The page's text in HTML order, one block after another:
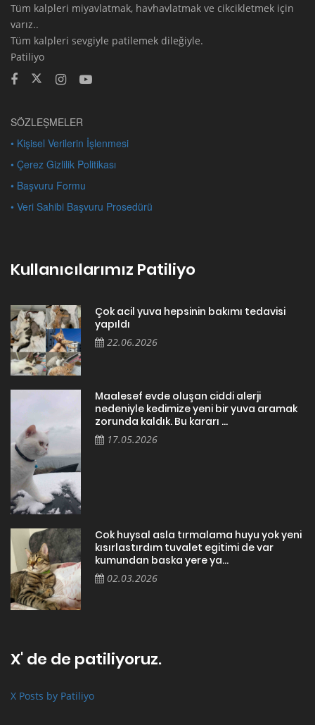
Tüm kalpleri miyavlatmak, havhavlatmak ve cikcikletmek için
varız..
Tüm kalpleri sevgiyle patilemek dileğiyle.
Patiliyo
SÖZLEŞMELER
• Kişisel Verilerin İşlenmesi
• Çerez Gizlilik Politikası
• Başvuru Formu
• Veri Sahibi Başvuru Prosedürü
Kullanıcılarımız Patiliyo
Çok acil yuva hepsinin bakımı tedavisi
yapıldı
22.06.2026
Maalesef evde oluşan ciddi alerji
nedeniyle kedimize yeni bir yuva aramak
zorunda kaldık. Bu kararı ...
17.05.2026
Cok huysal asla tırmalama huyu yok yeni
kısırlastırdım tuvalet egitimi de var
kumundan baska yere ya...
02.03.2026
X' de de patiliyoruz.
X Posts by Patiliyo